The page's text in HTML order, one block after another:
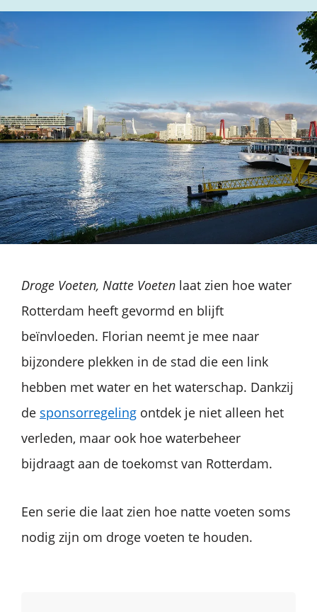
Droge Voeten, Natte Voeten laat zien hoe water
Rotterdam heeft gevormd en blijft
beïnvloeden. Florian neemt je mee naar
bijzondere plekken in de stad die een link
hebben met water en het waterschap. Dankzij
de sponsorregeling ontdek je niet alleen het
verleden, maar ook hoe waterbeheer
bijdraagt aan de toekomst van Rotterdam.
Een serie die laat zien hoe natte voeten soms
nodig zijn om droge voeten te houden.